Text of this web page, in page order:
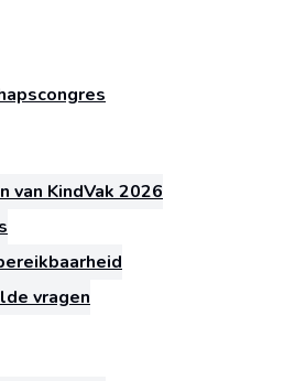
van KindVak 2026
vragen